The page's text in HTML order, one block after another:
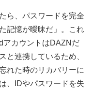
ら、パスワードを完全
記憶が曖昧だ」。これ
アカウントはDAZNだ
と連携しているため、
れた時のリカバリーに
、IDやパスワードを失